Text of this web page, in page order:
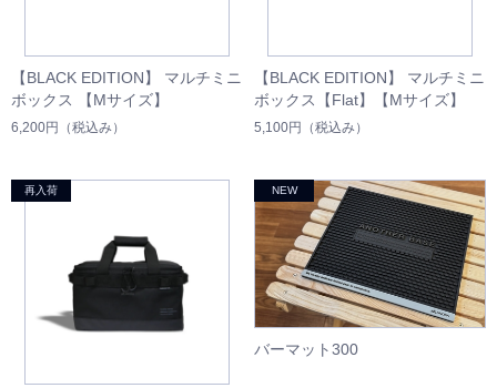
【BLACK EDITION】 マルチミニ
ボックス 【Mサイズ】
6,200円 （税込み）
【BLACK EDITION】 マルチミニ
ボックス【Flat】【Mサイズ】
5,100円 （税込み）
バーマット300